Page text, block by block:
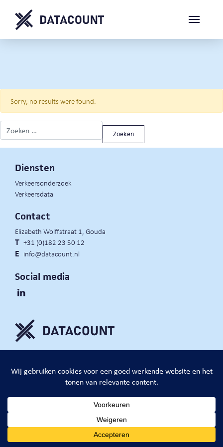
Sorry, no results were found.
Zoeken naar:
Diensten
Verkeersonderzoek
Verkeersdata
Contact
Elizabeth Wolffstraat 1, Gouda
T +31 (0)182 23 50 12
E info@datacount.nl
Social media
DataCount B.V.
privacy policy
algemene voorwaarden